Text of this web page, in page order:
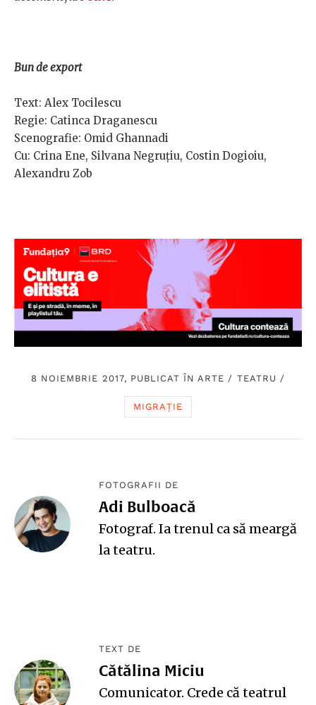
Bun de export
Text: Alex Tocilescu
Regie: Catinca Draganescu
Scenografie: Omid Ghannadi
Cu: Crina Ene, Silvana Negruțiu, Costin Dogioiu,
Alexandru Zob
8 NOIEMBRIE 2017, PUBLICAT ÎNARTE / TEATRU /
MIGRAȚIE
FOTOGRAFII DE
Adi Bulboacă
Fotograf. Ia trenul ca să meargă
la teatru.
TEXT DE
Cătălina Miciu
Comunicator. Crede că teatrul